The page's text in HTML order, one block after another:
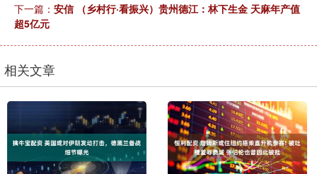
下一篇： 安信 （乡村行·看振兴）贵州德江：林下生金 天麻年产值
超5亿元
相关文章